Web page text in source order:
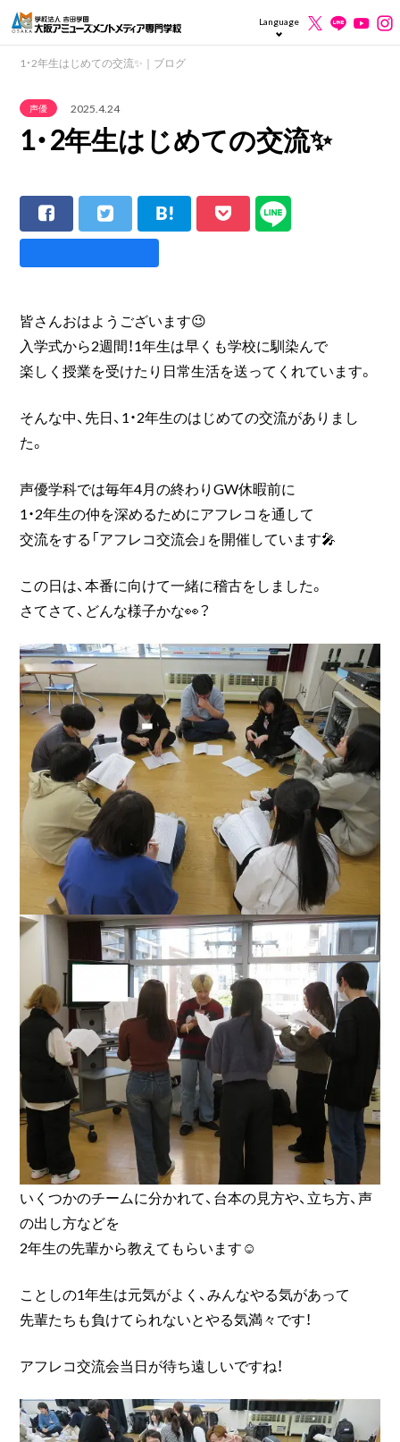
Language
1・2年生はじめての交流✨｜ブログ
声優 2025.4.24
1・2年生はじめての交流✨
皆さんおはようございます😉
入学式から2週間！1年生は早くも学校に馴染んで
楽しく授業を受けたり日常生活を送ってくれています。
そんな中、先日、1・2年生のはじめての交流がありまし
た。
声優学科では毎年4月の終わりGW休暇前に
1・2年生の仲を深めるためにアフレコを通して
交流をする「アフレコ交流会」を開催しています🎤
この日は、本番に向けて一緒に稽古をしました。
さてさて、どんな様子かな👀？
いくつかのチームに分かれて、台本の見方や、立ち方、声
の出し方などを
2年生の先輩から教えてもらいます☺
ことしの1年生は元気がよく、みんなやる気があって
先輩たちも負けてられないとやる気満々です！
アフレコ交流会当日が待ち遠しいですね！